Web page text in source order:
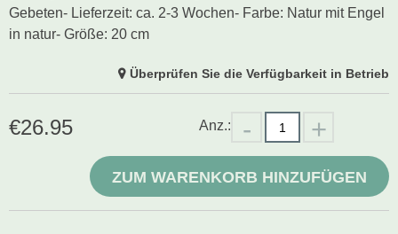
Gebeten- Lieferzeit: ca. 2-3 Wochen- Farbe: Natur mit Engel
in natur- Größe: 20 cm
Überprüfen Sie die Verfügbarkeit in Betrieb
€26.95 Anz.:
ZUM WARENKORB HINZUFÜGEN